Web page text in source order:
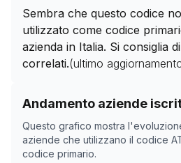
Sembra che questo codice
utilizzato come codice
azienda in Italia. Si consiglia
correlati.(ultimo
Andamento aziende
Questo grafico mostra
aziende che utilizzano il codice
codice primario.
Storico numero di aziende
Data rilevazione
03/04/2025
18/05/2025